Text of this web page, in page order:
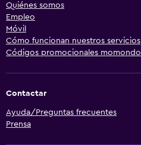
Quiénes somos
Empleo
Móvil
Cómo funcionan nuestros servicios
Códigos promocionales momondo
Contactar
Ayuda/Preguntas frecuentes
Prensa